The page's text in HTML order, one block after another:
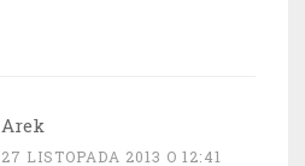
Arek
27 LISTOPADA 2013 O 12:41